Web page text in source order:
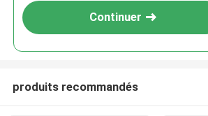
Continuer
produits recommandés